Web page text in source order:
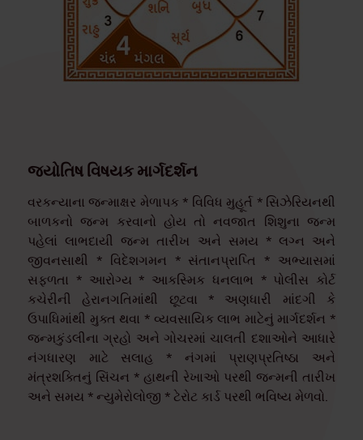
જ્યોતિષ વિષયક માર્ગદર્શન
વરકન્યાના જન્માક્ષર મેળાપક * વિવિધ મુહૂર્ત * સિઝેરિયનથી
બાળકનો જન્મ કરવાનો હોય તો નવજાત શિશુના જન્મ
પહેલાં લાભદાયી જન્મ તારીખ અને સમય * લગ્ન અને
જીવનસાથી * વિદેશગમન * સંતાનપ્રાપ્તિ * અભ્યાસમાં
સફળતા * આરોગ્ય * આકસ્મિક ધનલાભ * પોલીસ કોર્ટ
કચેરીની હેરાનગતિમાંથી છૂટવા * અણધારી માંદગી કે
ઉપાધિમાંથી મુક્ત થવા * વ્યવસાયિક લાભ માટેનું માર્ગદર્શન *
જન્મકુંડલીના ગ્રહો અને ગોચરમાં ચાલતી દશાઓને આધારે
નંગધારણ માટે સલાહ * નંગમાં પ્રાણપ્રતિષ્ઠા અને
મંત્રશક્તિનું સિંચન * હાથની રેખાઓ પરથી જન્મની તારીખ
અને સમય * ન્યુમેરોલોજી * ટેરોટ કાર્ડ પરથી ભવિષ્ય મેળવો.